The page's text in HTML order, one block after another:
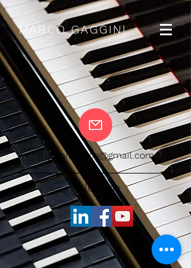
MARCO GAGGINI
gaggini.marco@gmail.com
Follow me